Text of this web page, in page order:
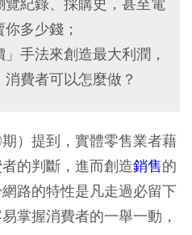
多少錢；
手法來創造最大利潤，
費者可以怎麼做？
）提到， 實體零售業者藉
的判斷 ，進而創造銷售的
網路的特性是凡走過必留下
掌握消費者的一舉一動，